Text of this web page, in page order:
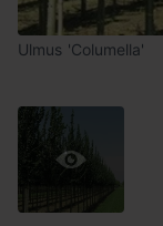
Ulmus 'Columella'